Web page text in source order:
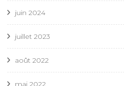
juin 2024
juillet 2023
août 2022
mai 2022